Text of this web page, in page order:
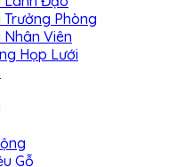
Trưởng Phòng
Nhân Viên
Họp Lưới
Gỗ